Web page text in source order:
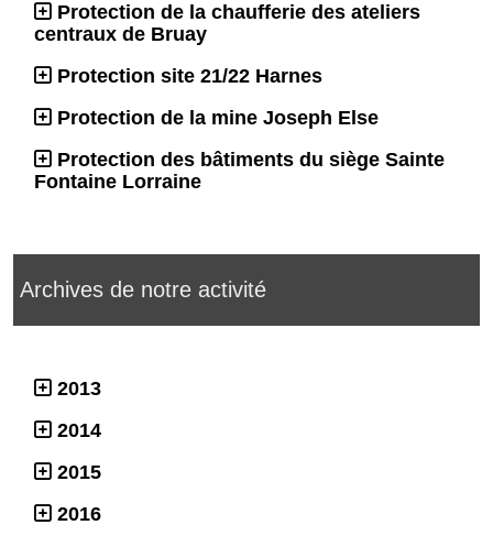
Protection de la chaufferie des ateliers
centraux de Bruay
Protection site 21/22 Harnes
Protection de la mine Joseph Else
Protection des bâtiments du siège Sainte
Fontaine Lorraine
Archives de notre activité
2013
2014
2015
2016